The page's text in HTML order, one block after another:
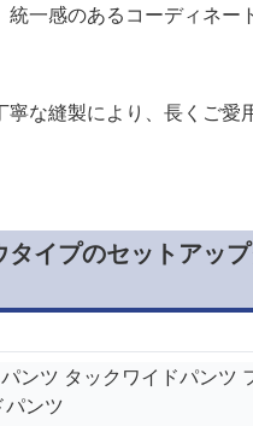
統一感のあるコーディネー
寧な縫製により、長くご愛
タイプのセットアッ